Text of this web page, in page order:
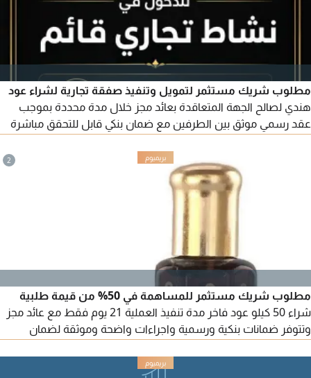
مطلوب شريك مستثمر لتمويل وتنفيذ صفقة تجارية لشراء عود
هندي لصالح الجهة المتعاقدة بعائد مجز خلال مدة محددة بموجب
عقد رسمي موثق بين الطرفين مع ضمان بنكي قابل للتحقق مباشرة
2
مطلوب شريك مستثمر للمساهمة في 50% من قيمة طلبية
شراء 50 كيلو عود فاخر مدة تنفيذ العملية 21 يوم فقط مع عائد مجز
وتتوفر ضمانات بنكية ورسمية واجراءات واضحة وموثقة لضمان